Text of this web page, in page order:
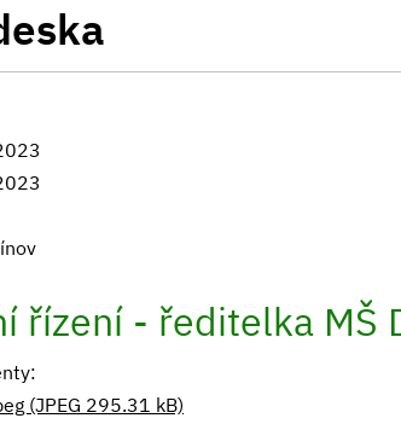
řízení - ředitelka MŠ
(JPEG 295.31 kB)